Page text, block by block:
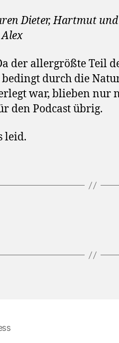
Dieter, Hartmut
der allergrößte Teil
bedingt durch die
war, blieben nur
den Podcast übrig.
leid.